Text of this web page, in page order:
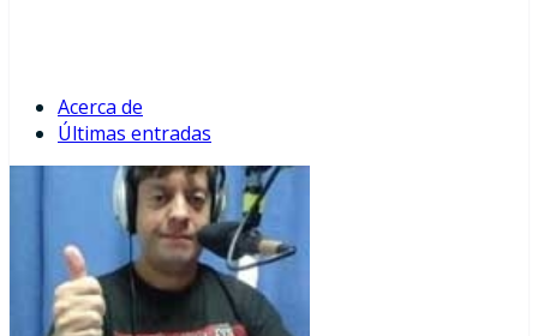
Acerca de
Últimas entradas